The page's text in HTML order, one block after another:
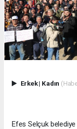
Erkek| Kadın
Efes Selçuk